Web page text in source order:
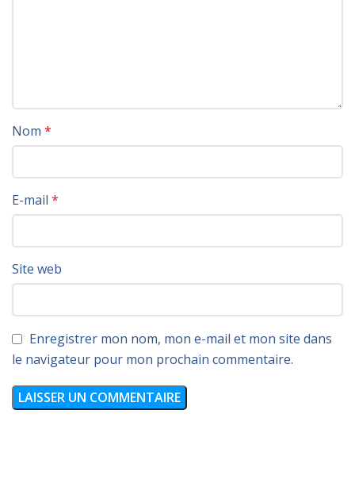
Nom *
E-mail *
Site web
Enregistrer mon nom, mon e-mail et mon site dans
le navigateur pour mon prochain commentaire.